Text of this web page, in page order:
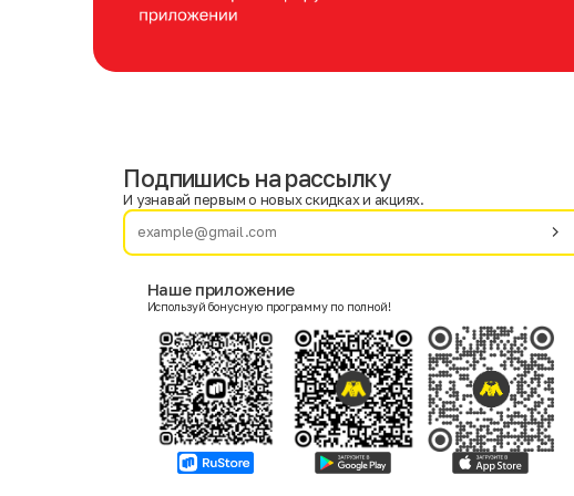
Фамилия
Женский
Согласие на получение чеков по электронной почте
Подпишись на рассылку
И узнавай первым о новых скидках и акциях.
Наше приложение
Используй бонусную программу по полной!